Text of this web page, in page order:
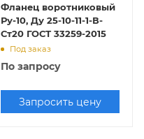
Фланец воротниковый
Ру-10, Ду 25-10-11-1-В-
Ст20 ГОСТ 33259-2015
Под заказ
По запросу
Запросить цену